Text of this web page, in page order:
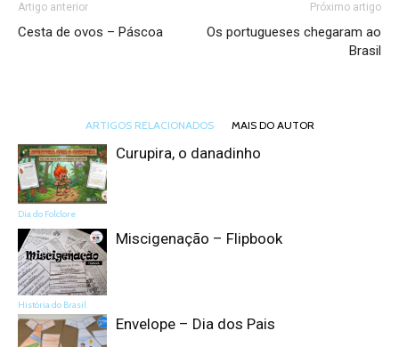
Artigo anterior
Cesta de ovos – Páscoa
Próximo artigo
Os portugueses chegaram ao
Brasil
ARTIGOS RELACIONADOS MAIS DO AUTOR
Dia do Folclore
Curupira, o danadinho
História do Brasil
Miscigenação – Flipbook
Envelope – Dia dos Pais